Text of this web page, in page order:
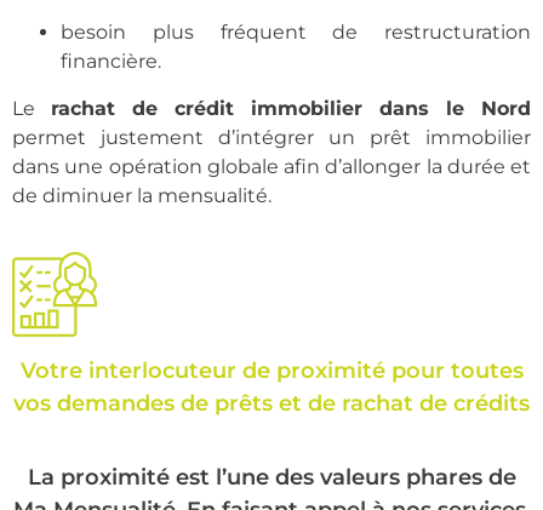
besoin plus fréquent de restructuration
financière.
Le rachat de crédit immobilier dans le Nord
permet justement d’intégrer un prêt immobilier
dans une opération globale afin d’allonger la durée et
de diminuer la mensualité.
Votre interlocuteur de proximité pour toutes
vos demandes de prêts et de rachat de crédits
La proximité est l’une des valeurs phares de